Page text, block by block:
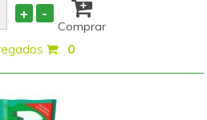
+ -
Comprar
: 0